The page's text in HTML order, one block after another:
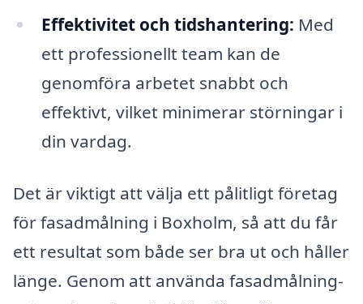
Effektivitet och tidshantering: Med
ett professionellt team kan de
genomföra arbetet snabbt och
effektivt, vilket minimerar störningar i
din vardag.
Det är viktigt att välja ett pålitligt företag
för fasadmålning i Boxholm, så att du får
ett resultat som både ser bra ut och håller
länge. Genom att använda fasadmålning-